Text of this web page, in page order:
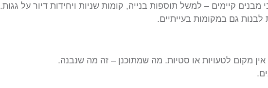
קיימים – למשל תוספות בנייה, קומות שניות ויחידות דיור על גגות.
גם במקומות בעייתיים.